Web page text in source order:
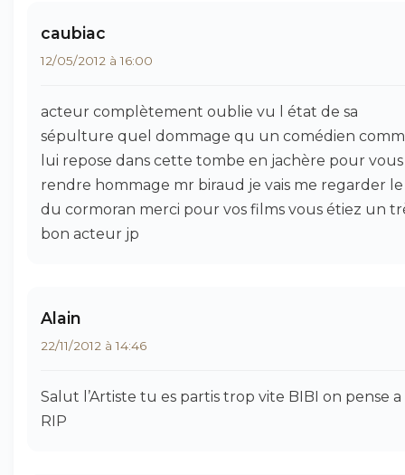
caubiac
12/05/2012 à 16:00
acteur complètement oublie vu l état de sa
sépulture quel dommage qu un comédien
lui repose dans cette tombe en jachère pour vous
rendre hommage mr biraud je vais me regarder
du cormoran merci pour vos films vous étiez un
bon acteur jp
Alain
22/11/2012 à 14:46
Salut l’Artiste tu es partis trop vite BIBI on pense a
RIP